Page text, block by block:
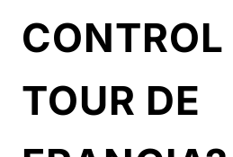
CONTROL
TOUR DE